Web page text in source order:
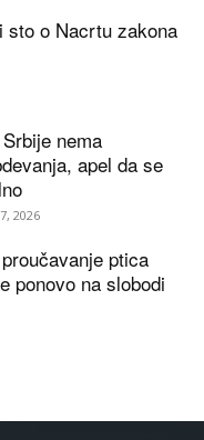
sto o Nacrtu zakona
nema
apel da se
2026
ptica
ponovo na slobodi